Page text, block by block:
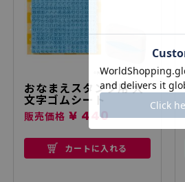
おなまえスタンプ用 大
文字ゴムシート
販売価格 ¥ 440
カートに入れる